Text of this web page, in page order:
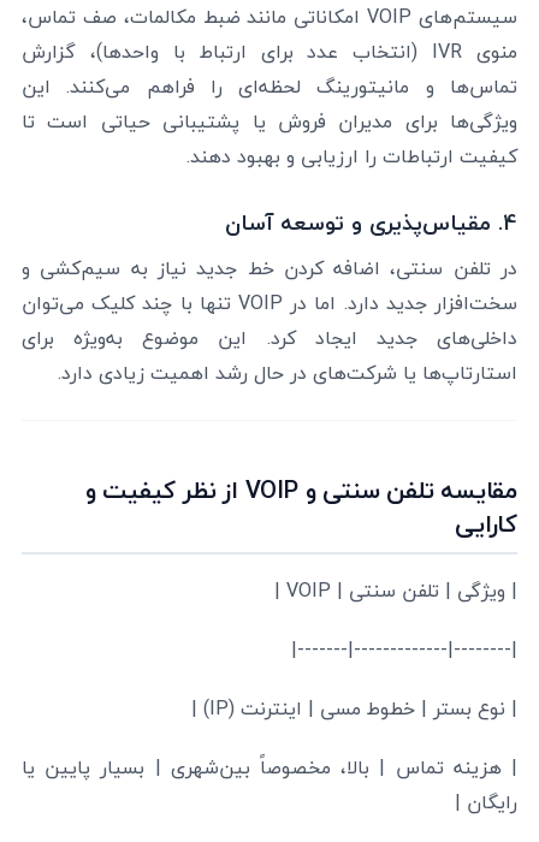
سیستم‌های VOIP امکاناتی مانند ضبط مکالمات، صف تماس،
منوی IVR (انتخاب عدد برای ارتباط با واحدها)، گزارش
تماس‌ها و مانیتورینگ لحظه‌ای را فراهم می‌کنند. این
ویژگی‌ها برای مدیران فروش یا پشتیبانی حیاتی است تا
کیفیت ارتباطات را ارزیابی و بهبود دهند.
4. مقیاس‌پذیری و توسعه آسان
در تلفن سنتی، اضافه کردن خط جدید نیاز به سیم‌کشی و
سخت‌افزار جدید دارد. اما در VOIP تنها با چند کلیک می‌توان
داخلی‌های جدید ایجاد کرد. این موضوع به‌ویژه برای
استارتاپ‌ها یا شرکت‌های در حال رشد اهمیت زیادی دارد.
مقایسه تلفن سنتی و VOIP از نظر کیفیت و
کارایی
| ویژگی | تلفن سنتی | VOIP |
|--------|-------------|-------|
| نوع بستر | خطوط مسی | اینترنت (IP) |
| هزینه تماس | بالا، مخصوصاً بین‌شهری | بسیار پایین یا
رایگان |